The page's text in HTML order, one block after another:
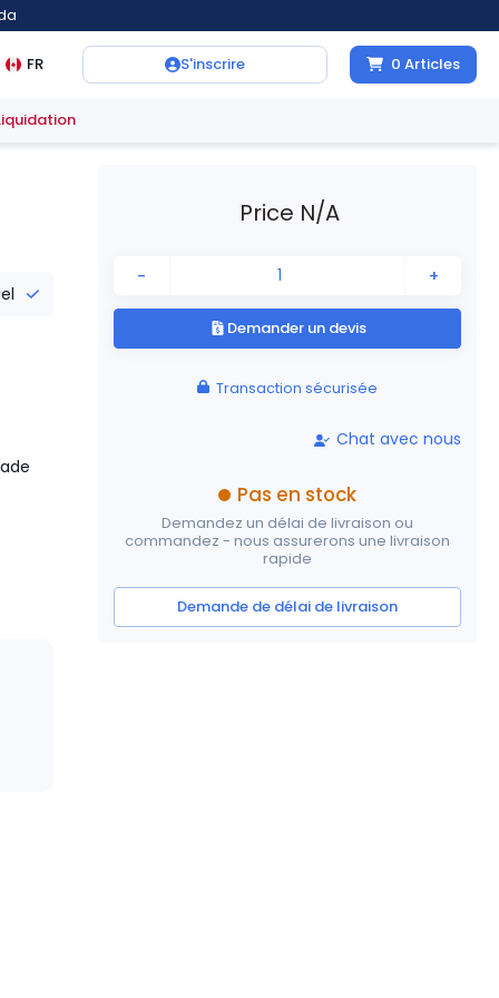
FR S'inscrire 0 Articles
Price N/A
- +
Demander un devis
Transaction sécurisée
Chat avec nous
Pas en stock
Demandez un délai de livraison ou
commandez - nous assurerons une livraison
rapide
Demande de délai de livraison